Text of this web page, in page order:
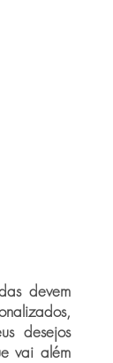
devem
desejos
vai além